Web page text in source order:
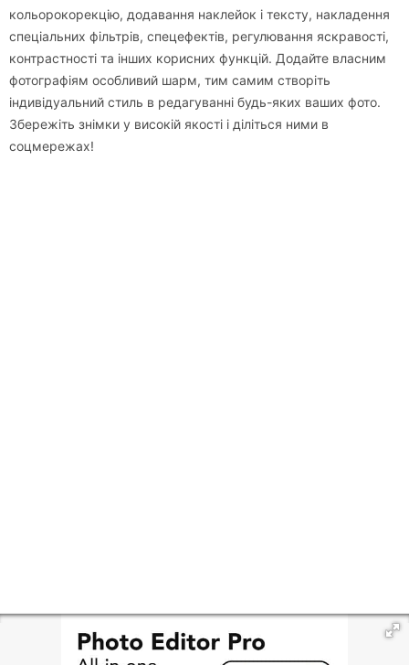
кольорокорекцію, додавання наклейок і тексту, накладення
спеціальних фільтрів, спецефектів, регулювання яскравості,
контрастності та інших корисних функцій. Додайте власним
фотографіям особливий шарм, тим самим створіть
індивідуальний стиль в редагуванні будь-яких ваших фото.
Збережіть знімки у високій якості і діліться ними в
соцмережах!